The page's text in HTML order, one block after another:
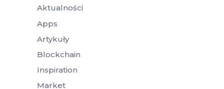
Aktualności
Apps
Artykuły
Blockchain
Inspiration
Market